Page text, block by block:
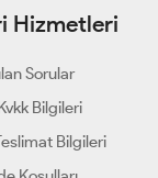
Hizmetleri
Sorular
Bilgileri
Bilgileri